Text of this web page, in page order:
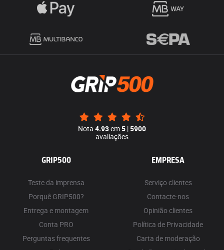
Nota 4.93em5 |5900
avaliações
GRIP500
Teste da imprensa
Porquê GRIP500?
Entrega e montagem
Conta PRO
Perguntas frequentes
EMPRESA
Serviço clientes
Contacte-nos
Opinião clientes
Política de Privacidade
Carta de moderação